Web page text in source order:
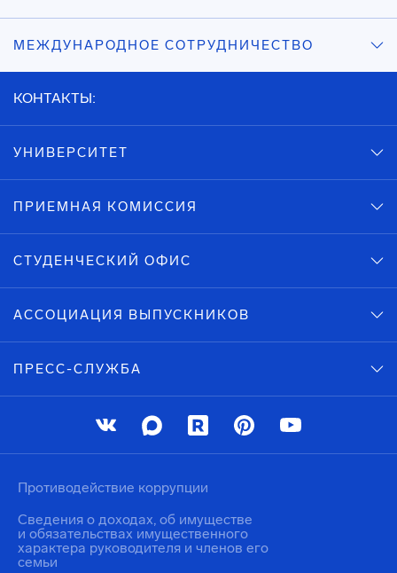
МЕЖДУНАРОДНОЕ СОТРУДНИЧЕСТВО
КОНТАКТЫ:
УНИВЕРСИТЕТ
ПРИЕМНАЯ КОМИССИЯ
СТУДЕНЧЕСКИЙ ОФИС
АССОЦИАЦИЯ ВЫПУСКНИКОВ
ПРЕСС-СЛУЖБА
Противодействие коррупции
Сведения о доходах, об имуществе
и обязательствах имущественного
характера руководителя и членов его
семьи